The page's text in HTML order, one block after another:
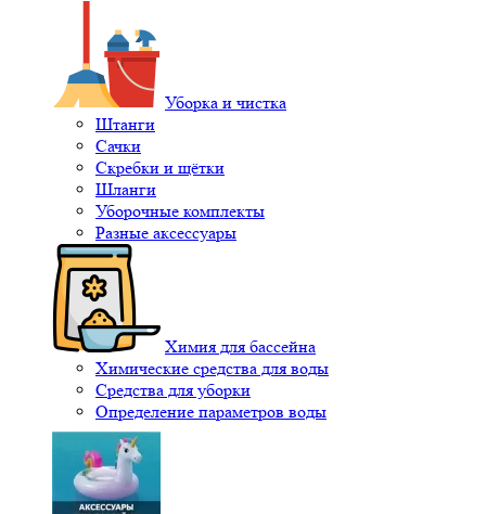
Уборка и чистка
Штанги
Сачки
Скребки и щётки
Шланги
Уборочные комплекты
Разные аксессуары
Химия для бассейна
Химические средства для воды
Средства для уборки
Определение параметров воды